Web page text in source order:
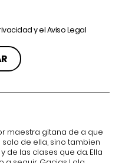
y elAviso Legal
maestra gitana de a que
de ella, sino tambien
de las clases que da. Ella